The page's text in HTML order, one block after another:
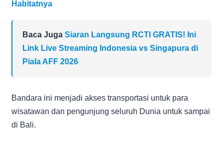
Habitatnya
Baca Juga Siaran Langsung RCTI GRATIS! Ini
Link Live Streaming Indonesia vs Singapura di
Piala AFF 2026
Bandara ini menjadi akses transportasi untuk para
wisatawan dan pengunjung seluruh Dunia untuk sampai
di Bali.